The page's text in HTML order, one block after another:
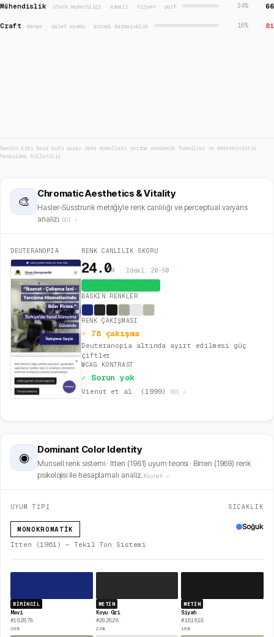
Mühendislik · stack modernliği · mimari · hijyen · perf 34% 66
Craft·denge · palet uyumu · görsel karmaşıklık 16% 81
Gemini gibi kara kutu yapay zeka modelleri yerine akademik formüller ve deterministik
hesaplama kullanılır.
🎨
Chromatic Aesthetics & Vitality
Hasler-Süsstrunk metriğiyle renk canlılığı ve perceptual varyans
analizi. DOI ↗
DEUTERANOPIA RENK CANLILIK SKORU
24.0M · İdeal: 20–50
BASKIN RENKLER
RENK ÇAKIŞMASI
⚡ 78 çakışma
Deuteranopia altında ayırt edilmesi güç
çiftler
WCAG KONTRAST
✓ Sorun yok
Viénot et al. (1999) DOI ↗
◉
Dominant Color Identity
Munsell renk sistemi · Itten (1961) uyum teorisi · Birren (1969) renk
psikolojisi ile hesaplamalı analiz. Kaynak ↗
UYUM TİPİ
MONOKROMATIK
Itten (1961) — Tekil Ton Sistemi
SICAKLIK
Soğuk
BIRINCIL
Mavi
#182878
38%
METIN
Koyu Gri
#282828
24%
METIN
Siyah
#181818
16%